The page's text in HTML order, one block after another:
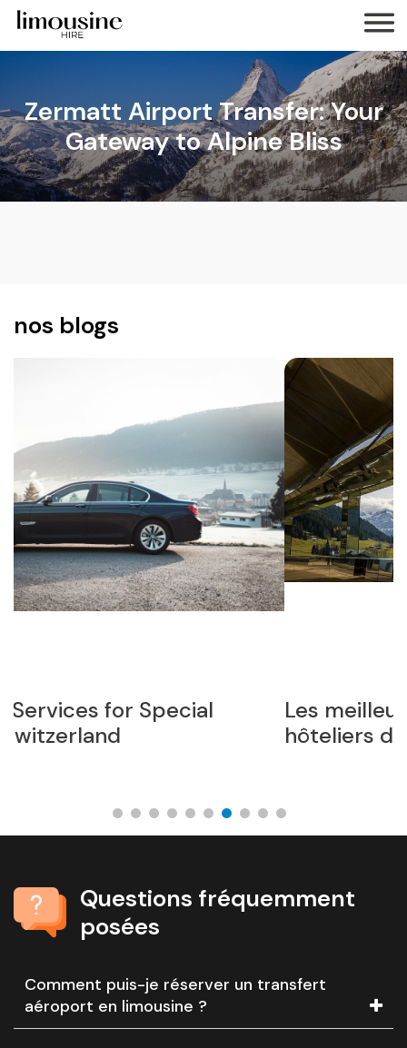
Zermatt Airport Transfer: Your
Gateway to Alpine Bliss
nos blogs
Les meilleurs hôtels et complexes
hôteliers de Gstaad
Questions fréquemment
posées
Comment puis-je réserver un transfert
aéroport en limousine ?